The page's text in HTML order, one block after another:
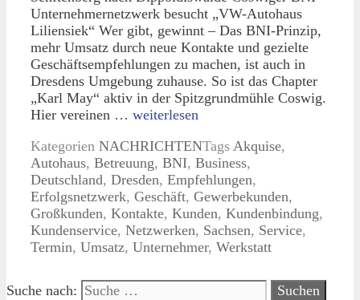
Unternehmernetzwerk besucht „VW-Autohaus
Liliensiek“ Wer gibt, gewinnt – Das BNI-Prinzip,
mehr Umsatz durch neue Kontakte und gezielte
Geschäftsempfehlungen zu machen, ist auch in
Dresdens Umgebung zuhause. So ist das Chapter
„Karl May“ aktiv in der Spitzgrundmühle Coswig.
Hier vereinen … weiterlesen
Kategorien NACHRICHTENTags Akquise,
Autohaus, Betreuung, BNI, Business,
Deutschland, Dresden, Empfehlungen,
Erfolgsnetzwerk, Geschäft, Gewerbekunden,
Großkunden, Kontakte, Kunden, Kundenbindung,
Kundenservice, Netzwerken, Sachsen, Service,
Termin, Umsatz, Unternehmer, Werkstatt
Suche nach: